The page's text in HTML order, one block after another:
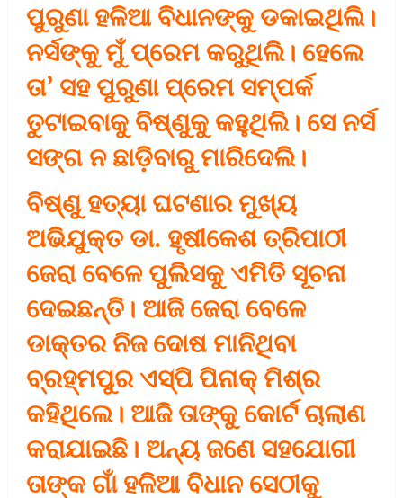
ପୁରୁଣା ହଳିଆ ବିଧାନଙ୍କୁ ଡକାଇଥିଲି।
ନର୍ସଙ୍କୁ ମୁଁ ପ୍ରେମ କରୁଥିଲି। ହେଲେ
ତା’ ସହ ପୁରୁଣା ପ୍ରେମ ସମ୍ପର୍କ
ତୁଟାଇବାକୁ ବିଷ୍ଣୁକୁ କହୁଥିଲି। ସେ ନର୍ସ
ସଙ୍ଗ ନ ଛାଡ଼ିବାରୁ ମାରିଦେଲି।
ବିଷ୍ଣୁ ହତ୍ୟା ଘଟଣାର ମୁଖ୍ୟ
ଅଭିଯୁକ୍ତ ଡା. ହୃଷୀକେଶ ତ୍ରିପାଠୀ
ଜେରା ବେଳେ ପୁଲିସକୁ ଏମିତି ସୂଚନା
ଦେଇଛନ୍ତି। ଆଜି ଜେରା ବେଳେ
ଡାକ୍ତର ନିଜ ଦୋଷ ମାନିଥିବା
ବ୍ରହ୍ମପୁର ଏସ୍‌ପି ପିନାକ୍‌ ମିଶ୍ର
କହିଥିଲେ। ଆଜି ତାଙ୍କୁ କୋର୍ଟ ଚାଲାଣ
କରାଯାଇଛି। ଅନ୍ୟ ଜଣେ ସହଯୋଗୀ
ତାଙ୍କ ଗାଁ ହଳିଆ ବିଧାନ ସେଠୀକୁ